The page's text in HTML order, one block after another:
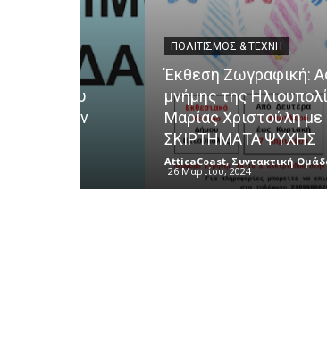
ΠΟΛΙΤΙΣΜΌΣ & ΤΈΧΝΗ
Έκθεση Ζωγραφική: Αφιέρωμα
μνήμης της Ηλιουπολίτισσας
Μαρίας Χριστούλη με τίτλο:
ΣΚΙΡΤΗΜΑΤΑ ΨΥΧΗΣ
AtticaCoast, Συντακτική Ομάδα A.V. -
26 Μαρτίου, 2024